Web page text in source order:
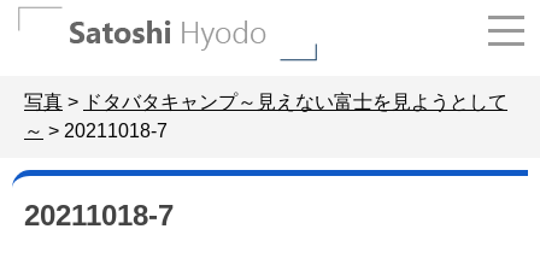
Skip
写真 > ドタバタキャンプ～見えない富士を見ようとして
～ > 20211018-7
20211018-7